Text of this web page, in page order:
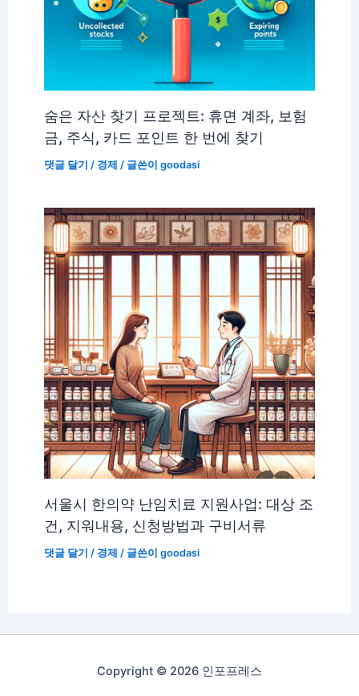
숨은 자산 찾기 프로젝트: 휴면 계좌, 보험
금, 주식, 카드 포인트 한 번에 찾기
댓글 달기 / 경제 / 글쓴이goodasi
서울시 한의약 난임치료 지원사업: 대상 조
건, 지워내용, 신청방법과 구비서류
댓글 달기 / 경제 / 글쓴이goodasi
Copyright © 2026 인포프레스